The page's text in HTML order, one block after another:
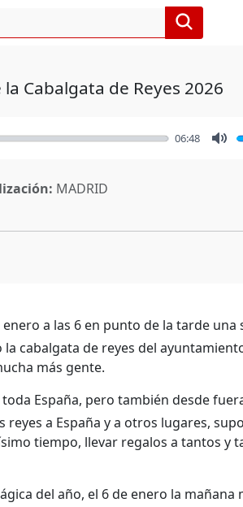
Cabalgata de Reyes 2026
06:48
MADRID
a las 6 en punto de la tarde una
cabalgata de reyes del
más gente.
España, pero también desde
a España y a otros lugares,
tiempo, llevar regalos a tantos y
del año, el 6 de enero la mañana